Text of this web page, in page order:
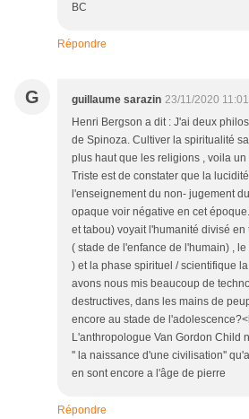
BC
Répondre
G guillaume sarazin 23/11/2020 11:01
Henri Bergson a dit : J'ai deux
de Spinoza. Cultiver la spiritualité
plus haut que les religions , voila
Triste est de constater que la
l'enseignement du non- jugement
opaque voir négative en cet
et tabou) voyait l'humanité divisé
( stade de l'enfance de l'humain) ,
) et la phase spirituel / scientifique
avons nous mis beaucoup de
destructives, dans les mains de
encore au stade de
L'anthropologue Van Gordon Child
'' la naissance d'une civilisation''
en sont encore a l'âge de pierre
Répondre